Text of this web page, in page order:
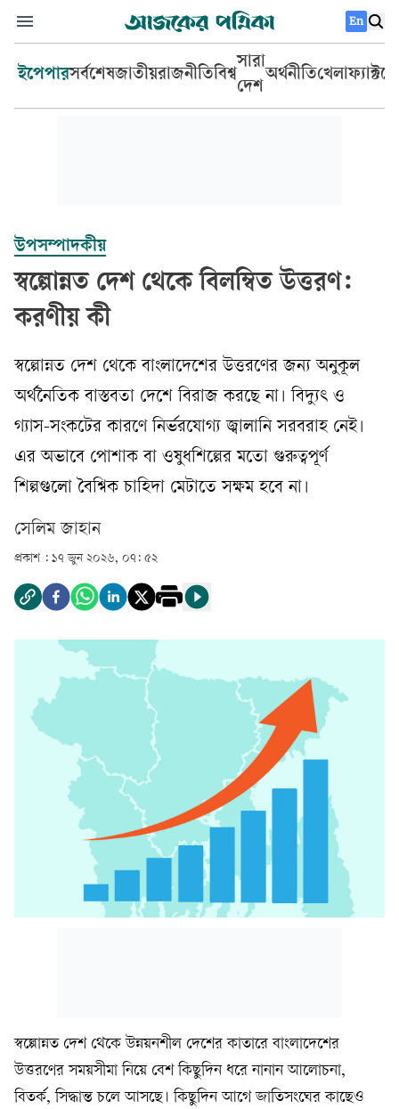
En
ইপেপারসর্বশেষজাতীয়রাজনীতিবিশ্ব
সারা
দেশ
অর্থনীতিখেলা
উপসম্পাদকীয়
স্বল্পোন্নত দেশ থেকে বিলম্বিত উত্তরণ:
করণীয় কী
স্বল্পোন্নত দেশ থেকে বাংলাদেশের উত্তরণের জন‍্য অনুকূল
অর্থনৈতিক বাস্তবতা দেশে বিরাজ করছে না। বিদ‍্যুৎ ও
গ‍্যাস-সংকটের কারণে নির্ভরযোগ‍্য জ্বালানি সরবরাহ নেই।
এর অভাবে পোশাক বা ওষুধশিল্পের মতো গুরুত্বপূর্ণ
শিল্পগুলো বৈশ্বিক চাহিদা মেটাতে সক্ষম হবে না।
সেলিম জাহান
প্রকাশ : ১৭ জুন ২০২৬, ০৭: ৫২
স্বল্পোন্নত দেশ থেকে উন্নয়নশীল দেশের কাতারে বাংলাদেশের
উত্তরণের সময়সীমা নিয়ে বেশ কিছুদিন ধরে নানান আলোচনা,
বিতর্ক, সিদ্ধান্ত চলে আসছে। কিছুদিন আগে জাতিসংঘের কাছেও